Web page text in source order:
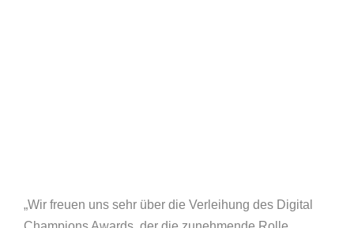
„Wir freuen uns sehr über die Verleihung des Digital